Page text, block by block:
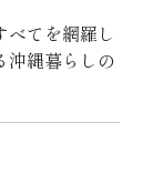
てを網羅し
沖縄暮らしの